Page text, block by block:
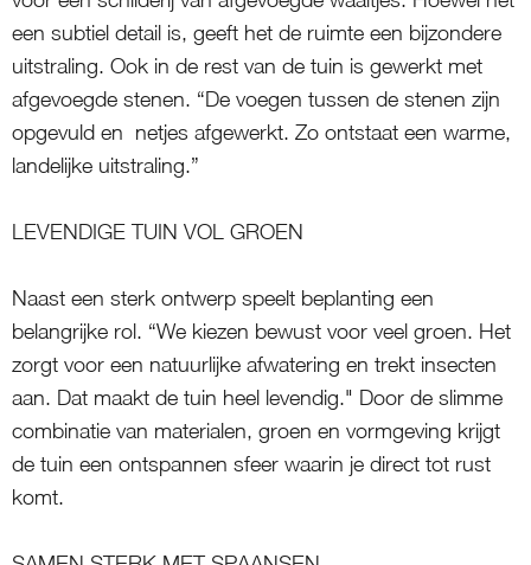
een subtiel detail is, geeft het de ruimte een bijzondere
uitstraling. Ook in de rest van de tuin is gewerkt met
afgevoegde stenen. “De voegen tussen de stenen zijn
opgevuld en netjes afgewerkt. Zo ontstaat een warme,
landelijke uitstraling.”
LEVENDIGE TUIN VOL GROEN
Naast een sterk ontwerp speelt beplanting een
belangrijke rol. “We kiezen bewust voor veel groen. Het
zorgt voor een natuurlijke afwatering en trekt insecten
aan. Dat maakt de tuin heel levendig." Door de slimme
combinatie van materialen, groen en vormgeving krijgt
de tuin een ontspannen sfeer waarin je direct tot rust
komt.